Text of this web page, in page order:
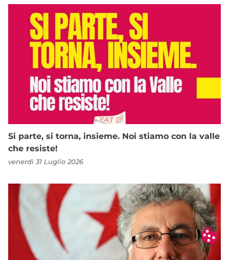
Si parte, si torna, insieme. Noi stiamo con la valle
che resiste!
venerdì 31 Luglio 2026